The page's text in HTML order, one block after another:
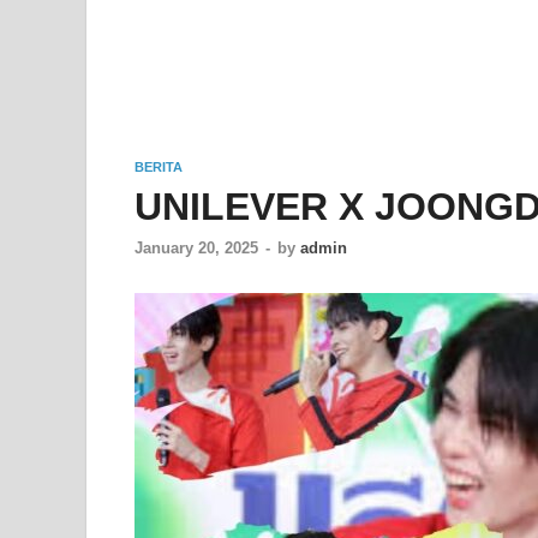
BERITA
UNILEVER X
January 20, 2025 - by admin